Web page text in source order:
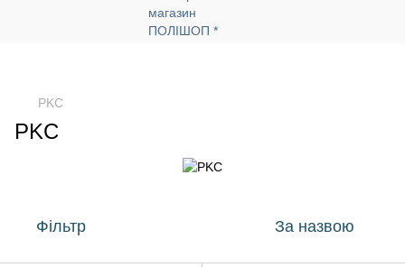
PKC
PKC
Фільтр За назвою